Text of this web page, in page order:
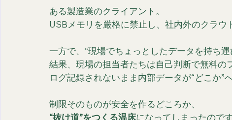
ある製造業のクライアント。
USBメモリを厳格に禁止し、社内外のクラウ
一方で、“現場でちょっとしたデータを持ち
結果、現場の担当者たちは自己判断で無料の
ログ記録されないまま内部データが“どこか”
制限そのものが安全を作るどころか、
“抜け道”をつくる温床になってしまったのです